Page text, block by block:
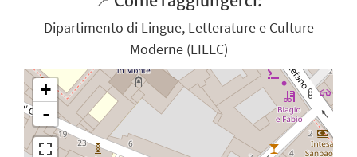
+
-
Dipartimento di Lingue, Letterature e Culture
Moderne (LILEC)